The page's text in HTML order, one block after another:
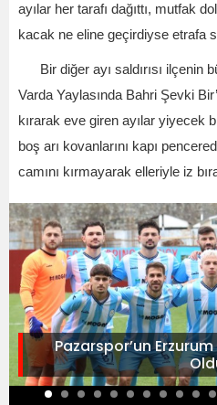
ayılar her tarafı dağıttı, mutfak
kacak ne eline geçirdiyse etrafa
Bir diğer ayı saldırısı ilçenin
Varda Yaylasında Bahri Şevki
kırarak eve giren ayılar yiyecek
boş arı kovanlarını kapı
camını kırmayarak elleriyle iz
Pazarspor’un